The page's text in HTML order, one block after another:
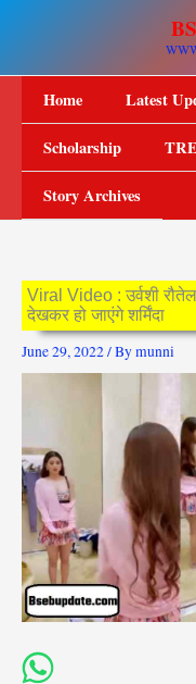
Home Latest
Scholarship
Story Archives
Viral Video : उर्वशी
देखकर हो जाएंगे शर्मिंदा
June 29, 2022/ Bymunni